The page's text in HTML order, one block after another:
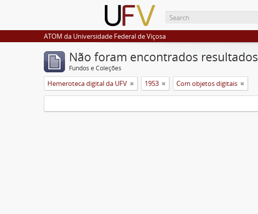
ATOM da Universidade Federal de Viçosa
Não foram encontrados resultados
Fundos e Coleções
Hemeroteca digital da UFV 1953 Com objetos digitais